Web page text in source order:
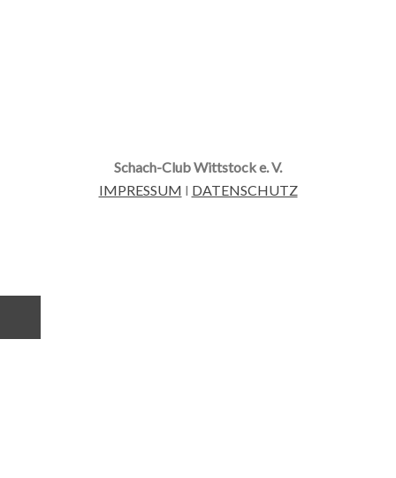
Schach-Club Wittstock e. V.
IMPRESSUM I DATENSCHUTZ